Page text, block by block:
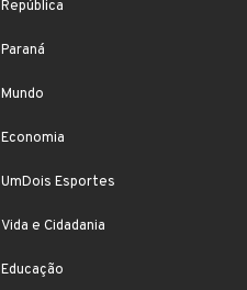
República
Paraná
Mundo
Economia
UmDois Esportes
Vida e Cidadania
Educação